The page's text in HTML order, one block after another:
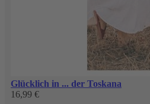
Glücklich in ... der Toskana
16,99 €